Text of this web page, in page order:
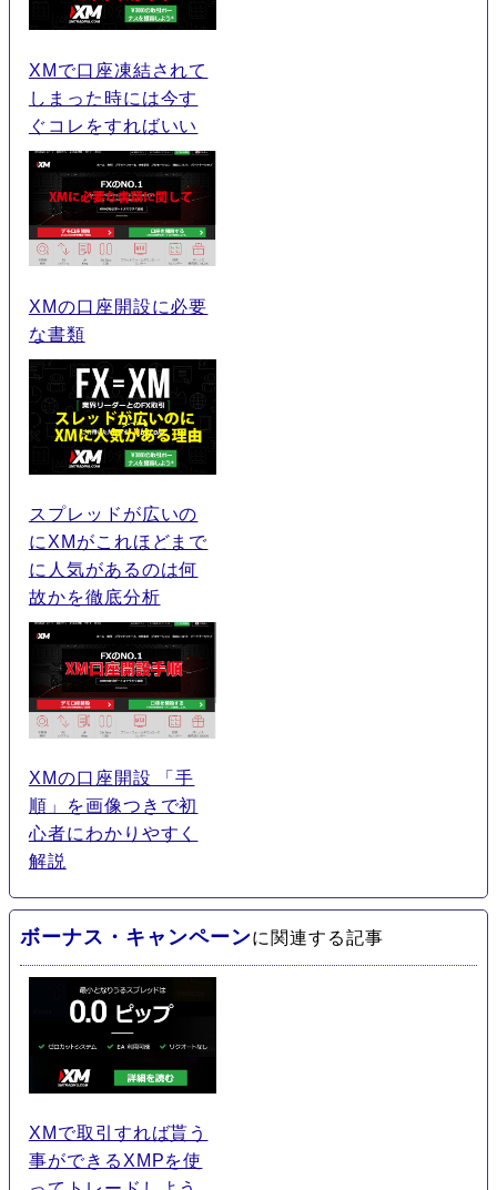
XMで口座凍結されて
しまった時には今す
ぐコレをすればいい
XMの口座開設に必要
な書類
スプレッドが広いの
にXMがこれほどまで
に人気があるのは何
故かを徹底分析
XMの口座開設 「手
順」を画像つきで初
心者にわかりやすく
解説
ボーナス・キャンペーンに関連する記事
XMで取引すれば貰う
事ができるXMPを使